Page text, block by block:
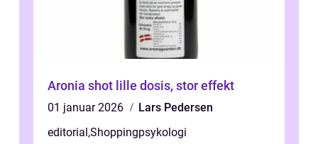
Aronia shot lille dosis, stor effekt
01 januar 2026
Lars Pedersen
editorial,Shoppingpsykologi